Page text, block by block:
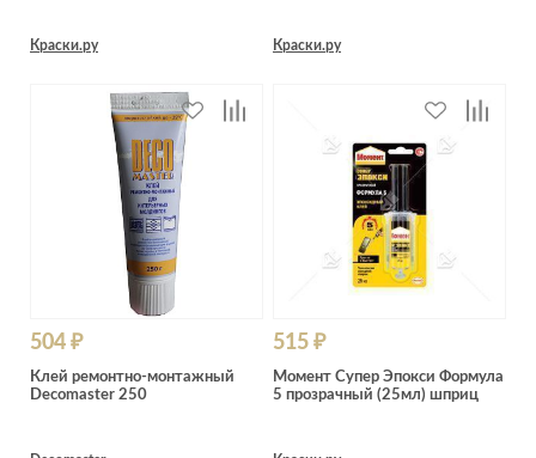
Краски.ру Краски.ру
504 ₽
Клей ремонтно-монтажный
Decomaster 250
515 ₽
Момент Супер Эпокси Формула
5 прозрачный (25мл) шприц